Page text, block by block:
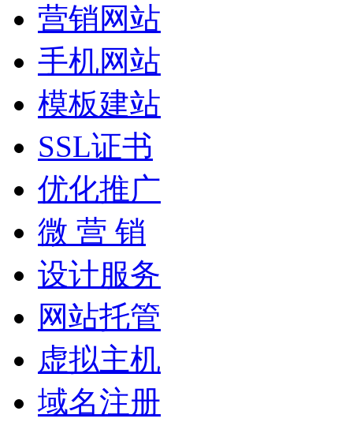
营销网站
手机网站
模板建站
SSL证书
优化推广
微 营 销
设计服务
网站托管
虚拟主机
域名注册